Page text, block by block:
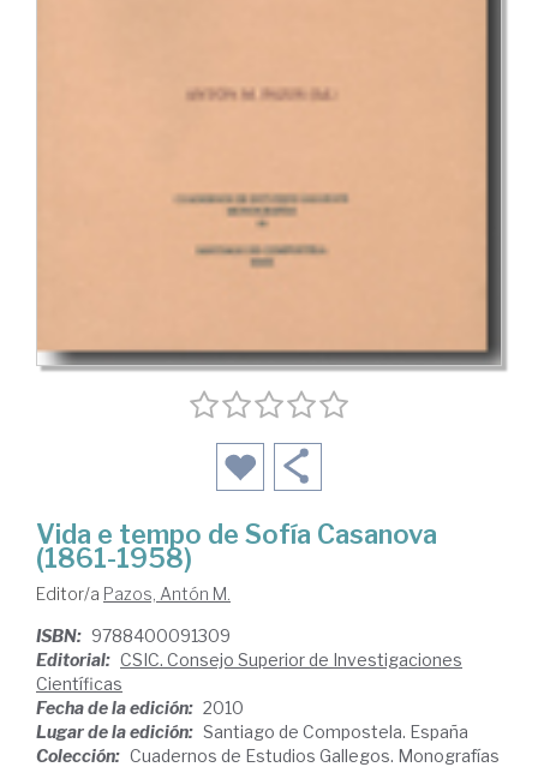
Vida e tempo de Sofía Casanova
(1861-1958)
Editor/a Pazos, Antón M.
ISBN: 9788400091309
Editorial: CSIC. Consejo Superior de Investigaciones
Científicas
Fecha de la edición: 2010
Lugar de la edición: Santiago de Compostela. España
Colección: Cuadernos de Estudios Gallegos. Monografías